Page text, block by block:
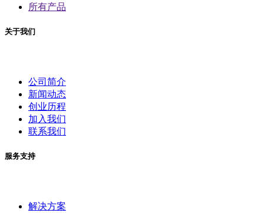
所有产品
关于我们
公司简介
新闻动态
创业历程
加入我们
联系我们
服务支持
解决方案